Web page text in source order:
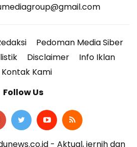
Pedoman Media Siber
Disclaimer
Info Iklan
Kontak Kami
Follow Us
- Aktual, jernih dan